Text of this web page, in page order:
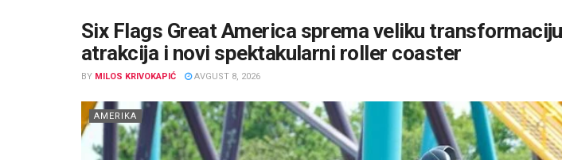
Six Flags Great America sprema veliku
atrakcija i novi spektakularni roller coaster
BY MILOS KRIVOKAPIĆ AVGUST 8, 2026
AMERIKA